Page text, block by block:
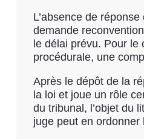
L’absence de
demande
le délai prévu. Pour
procédurale, une
Après le dépôt de la
la loi et joue un rôle
du tribunal, l’objet du
juge peut en